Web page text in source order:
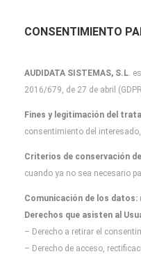
CONSENTIMIENTO
AUDIDATA SISTEMAS, S.L
2016/679, de 27 de abril
Fines y legitimación del
consentimiento del interesado,
Criterios de conservación
cuando ya no sea necesario
Comunicación de los datos:
Derechos que asisten al
– Derecho a retirar el
– Derecho de acceso,